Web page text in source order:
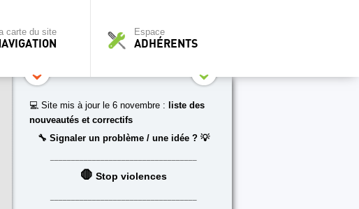
carte du site Espace
ADHÉRENTS
💻 Site mis à jour le 6 novembre : liste des
nouveautés et correctifs
🔧 Signaler un problème / une idée ? 💡
🛑 Stop violences